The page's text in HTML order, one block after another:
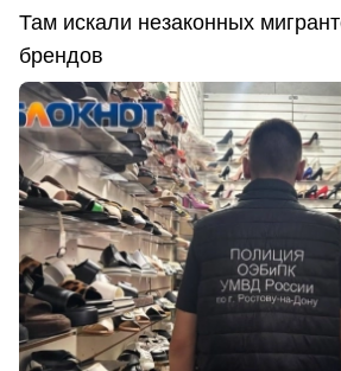
Там искали незаконных
брендов